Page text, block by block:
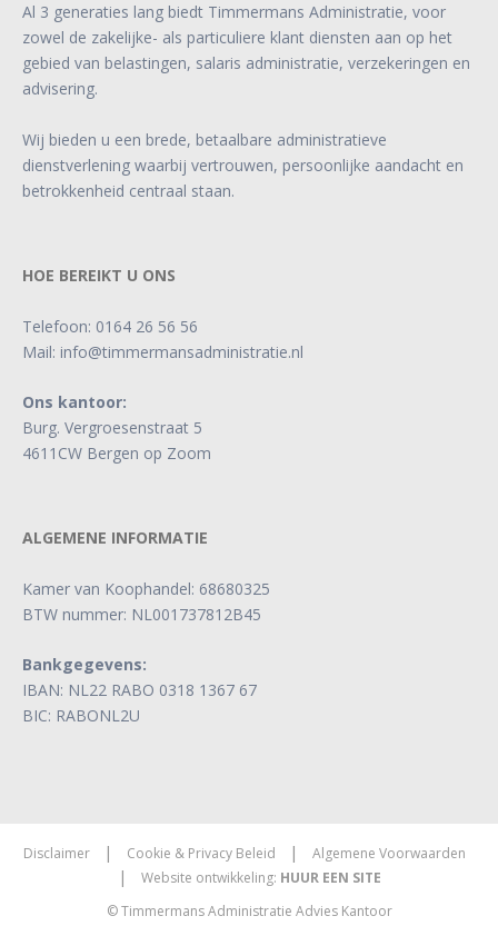
Al 3 generaties lang biedt Timmermans Administratie, voor
zowel de zakelijke- als particuliere klant diensten aan op het
gebied van belastingen, salaris administratie, verzekeringen en
advisering.
Wij bieden u een brede, betaalbare administratieve
dienstverlening waarbij vertrouwen, persoonlijke aandacht en
betrokkenheid centraal staan.
HOE BEREIKT U ONS
Telefoon: 0164 26 56 56
Mail: info@timmermansadministratie.nl
Ons kantoor:
Burg. Vergroesenstraat 5
4611CW Bergen op Zoom
ALGEMENE INFORMATIE
Kamer van Koophandel: 68680325
BTW nummer: NL001737812B45
Bankgegevens:
IBAN: NL22 RABO 0318 1367 67
BIC: RABONL2U
Disclaimer | Cookie & Privacy Beleid | Algemene Voorwaarden
| Website ontwikkeling: HUUR EEN SITE
© Timmermans Administratie Advies Kantoor